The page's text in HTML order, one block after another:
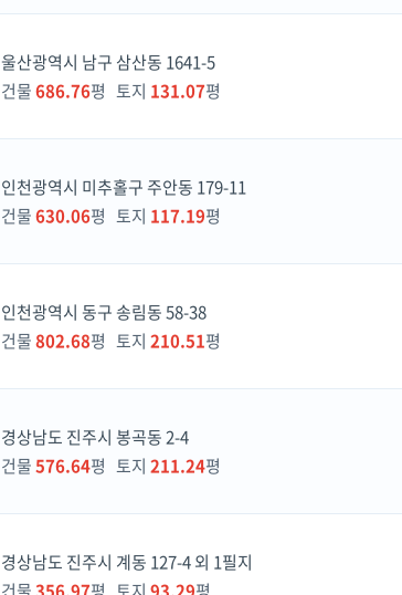
울산광역시 남구 삼산동 1641-5
건물686.76평 토지 131.07평
인천광역시 미추홀구 주안동 179-11
건물630.06평 토지 117.19평
인천광역시 동구 송림동 58-38
건물802.68평 토지 210.51평
경상남도 진주시 봉곡동 2-4
건물576.64평 토지 211.24평
경상남도 진주시 계동 127-4 외 1필지